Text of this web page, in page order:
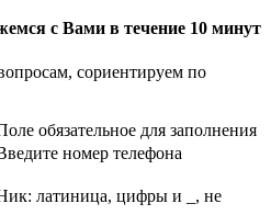
с Вами в течение 10 минут
сориентируем по
обязательное для заполнения
номер телефона
латиница, цифры и _, не